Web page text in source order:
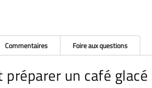
Commentaires Foire aux questions
préparer un café glacé